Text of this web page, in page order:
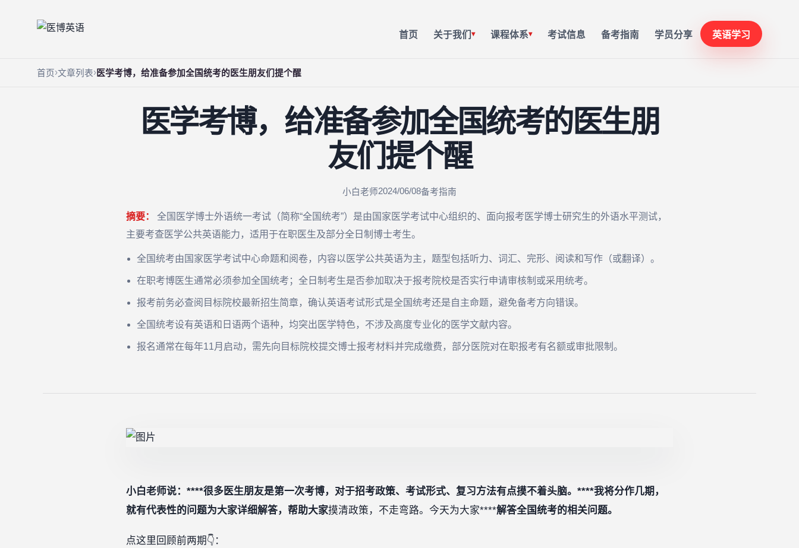
首页 关于我们 ▾ 课程体系▾ 考试信息 备考指南 学员分享 英语学习
首页 文章列表 医学考博，给准备参加全国统考的医生朋友们提个醒
医学考博，给准备参加全国统考的医生朋
友们提个醒
小白老师2024/06/08备考指南
摘要：
全国医学博士外语统一考试（简称“全国统考”）是由国家医学考试中心组织的、面向报考医学博士研究生的外语水平测试，
主要考查医学公共英语能力，适用于在职医生及部分全日制博士考生。
全国统考由国家医学考试中心命题和阅卷，内容以医学公共英语为主，题型包括听力、词汇、完形、阅读和写作（或翻译）。
在职考博医生通常必须参加全国统考；全日制考生是否参加取决于报考院校是否实行申请审核制或采用统考。
报考前务必查阅目标院校最新招生简章，确认英语考试形式是全国统考还是自主命题，避免备考方向错误。
全国统考设有英语和日语两个语种，均突出医学特色，不涉及高度专业化的医学文献内容。
报名通常在每年11月启动，需先向目标院校提交博士报考材料并完成缴费，部分医院对在职报考有名额或审批限制。
小白老师说：****很多医生朋友是第一次考博，对于招考政策、考试形式、复习方法有点摸不着头脑。****我将分作几期，
就有代表性的问题为大家详细解答，帮助大家摸清政策，不走弯路。今天为大家****解答全国统考的相关问题。
点这里回顾前两期👇：